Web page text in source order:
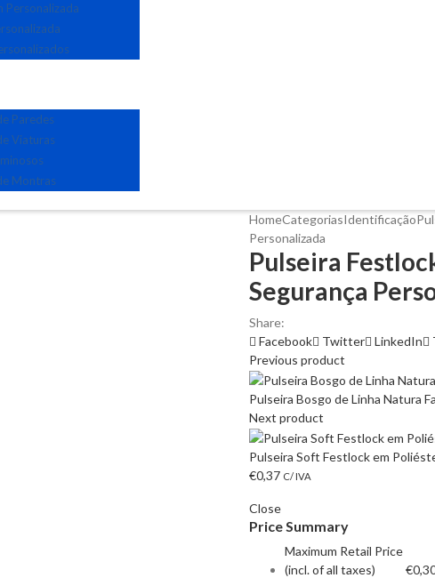
Personalizada
Paredes
Viaturas
Montras
HomeCategoriasIdentificação
Personalizada
Pulseira
Segurança
Share:
Facebook
Twitter LinkedIn
Previous product
Pulseira Bosgo de Linha Natura
Next product
Pulseira Soft Festlock em
€0,37 C/ IVA
Close
Price Summary
Maximum Retail Price
(incl. of all taxes)
€